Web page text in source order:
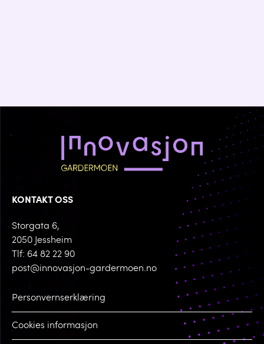
KONTAKT OSS
Storgata 6,
2050 Jessheim
Tlf: 64 82 22 90
post@innovasjon-gardermoen.no
Personvernserklæring
Cookies informasjon